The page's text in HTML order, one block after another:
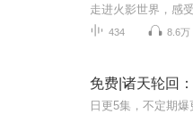
434 8.6万